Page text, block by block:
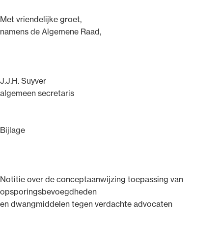
Met vriendelijke groet,
namens de Algemene Raad,
J.J.H. Suyver
algemeen secretaris
Bijlage
Notitie over de conceptaanwijzing toepassing van
opsporingsbevoegdheden
en dwangmiddelen tegen verdachte advocaten